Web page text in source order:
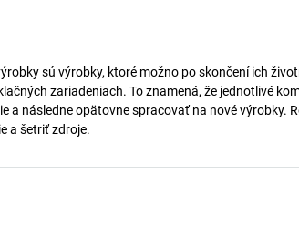
sú výrobky, ktoré možno po skončení ich
zariadeniach. To znamená, že jednotlivé
a následne opätovne spracovať na nové
a šetriť zdroje.